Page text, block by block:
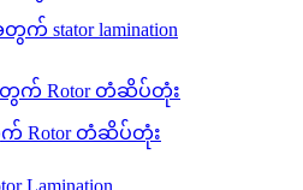
က် stator lamination
က် Rotor တံဆိပ်တုံး